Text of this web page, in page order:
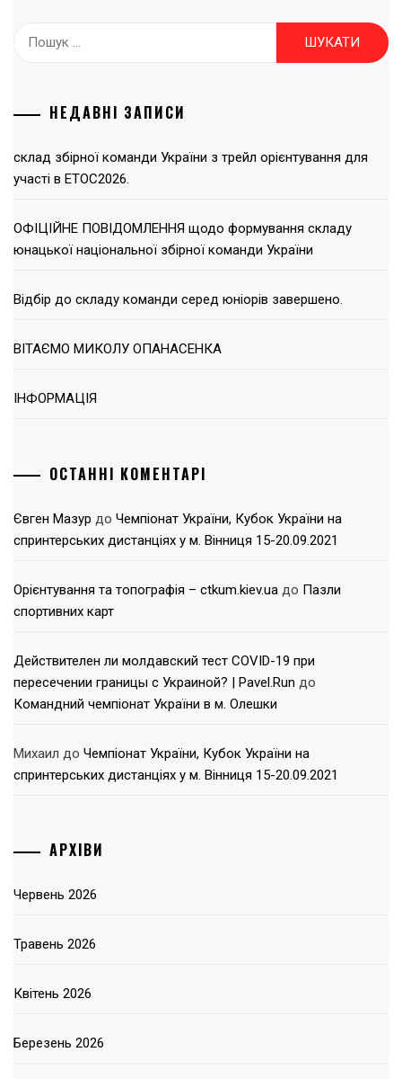
НЕДАВНІ ЗАПИСИ
склад збірної команди України з трейл орієнтування для
участі в ЕТОС2026.
ОФІЦІЙНЕ ПОВІДОМЛЕННЯ щодо формування складу
юнацької національної збірної команди України
Відбір до складу команди серед юніорів завершено.
ВІТАЄМО МИКОЛУ ОПАНАСЕНКА
ІНФОРМАЦІЯ
ОСТАННІ КОМЕНТАРІ
Євген Мазур до Чемпіонат України, Кубок України на
спринтерських дистанціях у м. Вінниця 15-20.09.2021
Орієнтування та топографія – ctkum.kiev.ua до Пазли
спортивних карт
Действителен ли молдавский тест COVID-19 при
пересечении границы с Украиной? | Pavel.Run до
Командний чемпіонат України в м. Олешки
Михаил до Чемпіонат України, Кубок України на
спринтерських дистанціях у м. Вінниця 15-20.09.2021
АРХІВИ
Червень 2026
Травень 2026
Квітень 2026
Березень 2026